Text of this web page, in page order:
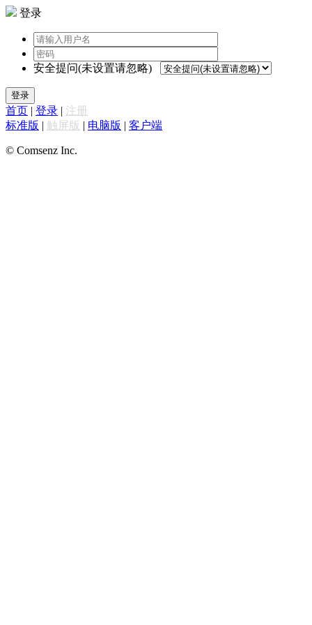
登录
安全提问(未设置请忽略)
登录
首页 | 登录 | 注册
标准版 | 触屏版 | 电脑版 | 客户端
© Comsenz Inc.